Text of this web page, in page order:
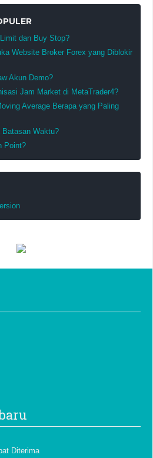
dan Buy Stop?
Website Broker Forex yang Diblokir
Akun Demo?
Jam Market di MetaTrader4?
Average Berapa yang Paling
Batasan Waktu?
Point?
Diterima